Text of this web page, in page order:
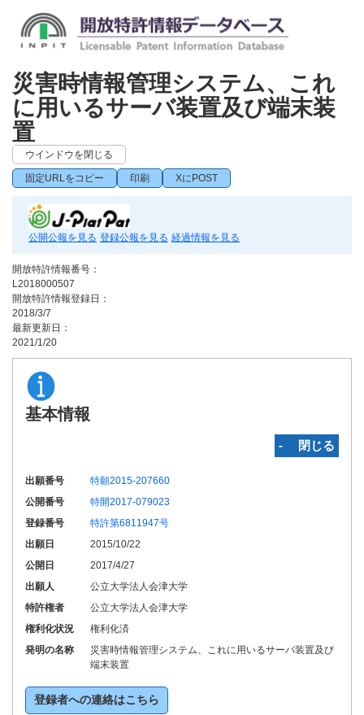
災害時情報管理システム、これ
に用いるサーバ装置及び端末装
置
ウインドウを閉じる
固定URLをコピー 印刷 XにPOST
公開公報を見る 登録公報を見る 経過情報を見る
開放特許情報番号：
L2018000507
開放特許情報登録日：
2018/3/7
最新更新日：
2021/1/20
基本情報
‐ 閉じる
出願番号
特願2015-207660
公開番号
特開2017-079023
登録番号
特許第6811947号
出願日
2015/10/22
公開日
2017/4/27
出願人
公立大学法人会津大学
特許権者
公立大学法人会津大学
権利化状況
権利化済
発明の名称
災害時情報管理システム、これに用いるサーバ装置及び
端末装置
登録者への連絡はこちら